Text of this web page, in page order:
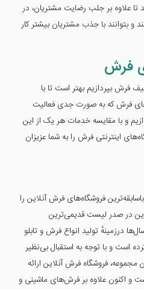
علاوه بر جلب رضایت مشتریان، در
و بتوانند با جذب مشتریان بیشتر کار
فرش
فرش بپردازیم بهتر است تا با
فرش که به صورت جدی فعالیت
و با مقایسه خدمات هر یک از این
اینترنتی فرش را به شما عزیزان
فروشگاه‌های فرش آنلاین را
در صدر لیست قدیمی‌ترین
درزمینهٔ تولید انواع فرش و تابلو
است و با توجه به استقبال بی‌نظیر
فروشگاه فرش آنلاین ارائه
اکنون علاوه بر فرش‌های ماشینی و